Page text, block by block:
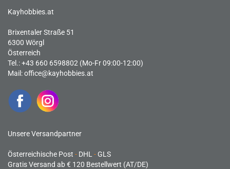
Kayhobbies.at
Brixentaler Straße 51
6300 Wörgl
Österreich
Tel.: +43 660 6598802 (Mo-Fr 09:00-12:00)
Mail:office@kayhobbies.at
Unsere Versandpartner
Österreichische Post - DHL -GLS
Gratis Versand ab € 120 Bestellwert (AT/DE)